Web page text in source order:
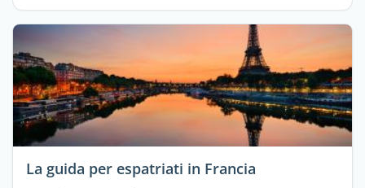
La guida per espatriati in Francia